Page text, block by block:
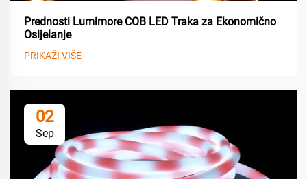
Prednosti Lumimore COB LED Traka za Ekonomično
Osijelanje
PRIKAŽI VIŠE
02
Sep